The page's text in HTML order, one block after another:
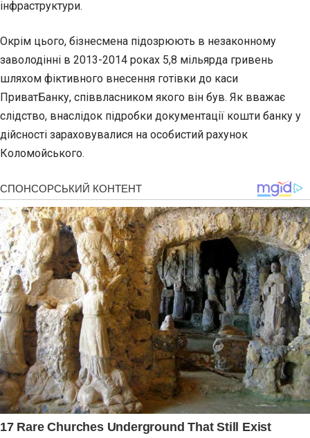
інфраструктури.
Окрім цього, бізнесмена підозрюють в незаконному
заволодінні в 2013-2014 роках 5,8 мільярда гривень
шляхом фіктивного внесення готівки до каси
ПриватБанку, співвласником якого він був. Як вважає
слідство, внаслідок підробки документації кошти банку у
дійсності зараховувалися на особистий рахунок
Коломойського.